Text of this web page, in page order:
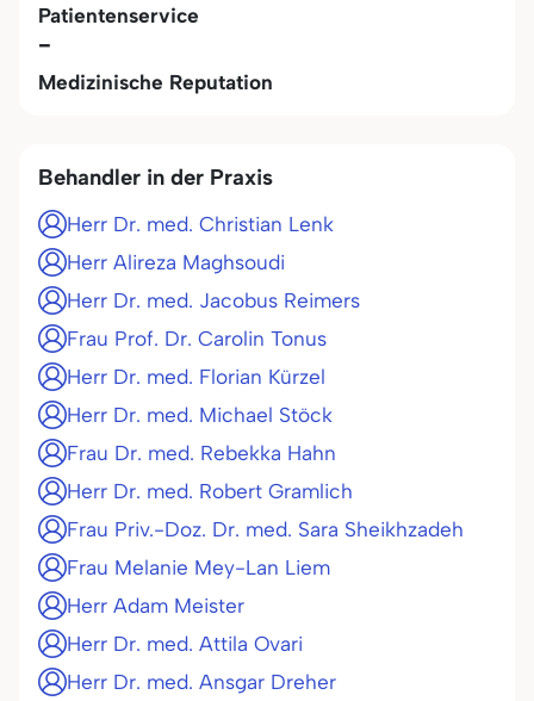
Patientenservice
-
Medizinische Reputation
Behandler in der Praxis
Herr Dr. med. Christian Lenk
Herr Alireza Maghsoudi
Herr Dr. med. Jacobus Reimers
Frau Prof. Dr. Carolin Tonus
Herr Dr. med. Florian Kürzel
Herr Dr. med. Michael Stöck
Frau Dr. med. Rebekka Hahn
Herr Dr. med. Robert Gramlich
Frau Priv.-Doz. Dr. med. Sara Sheikhzadeh
Frau Melanie Mey-Lan Liem
Herr Adam Meister
Herr Dr. med. Attila Ovari
Herr Dr. med. Ansgar Dreher